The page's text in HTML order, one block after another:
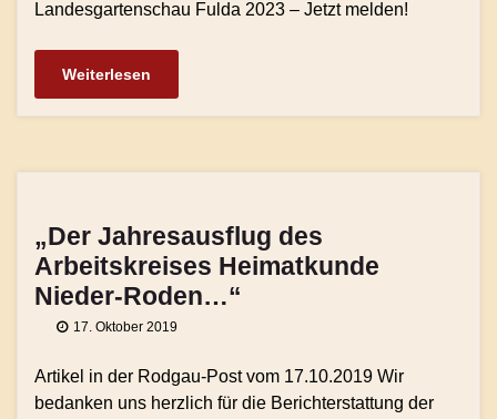
Landesgartenschau Fulda 2023 – Jetzt melden!
Weiterlesen
„Der Jahresausflug des
Arbeitskreises Heimatkunde
Nieder-Roden…“
17. Oktober 2019
Artikel in der Rodgau-Post vom 17.10.2019 Wir
bedanken uns herzlich für die Berichterstattung der